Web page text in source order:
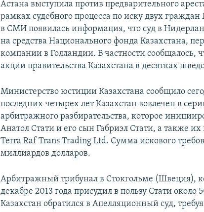
Астана выступила против предварительного
рамках судебного процесса по иску двух
в СМИ появилась информация, что суд в
на средства Национального фонда Казахстана,
компании в Голландии. В частности сообщалось,
акции правительства Казахстана в десятках
Министерство юстиции Казахстана сообщило
последних четырех лет Казахстан вовлечен в
арбитражного разбирательства, которое
Анатол Стати и его сын Габриэл Стати, а также
Terra Raf Trans Trading Ltd. Сумма искового
миллиардов долларов.
Арбитражный трибунал в Стокгольме (Швеция),
декабре 2013 года присудил в пользу Стати
Казахстан обратился в Апелляционный суд,